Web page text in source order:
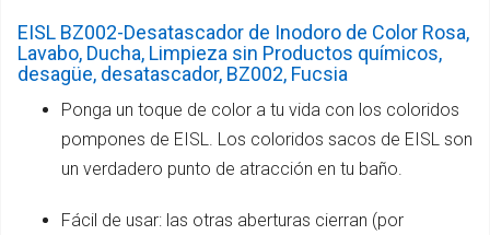
EISL BZ002-Desatascador de Inodoro de Color Rosa,
Lavabo, Ducha, Limpieza sin Productos químicos,
desagüe, desatascador, BZ002, Fucsia
Ponga un toque de color a tu vida con los coloridos
pompones de EISL. Los coloridos sacos de EISL son
un verdadero punto de atracción en tu baño.
Fácil de usar: las otras aberturas cierran (por